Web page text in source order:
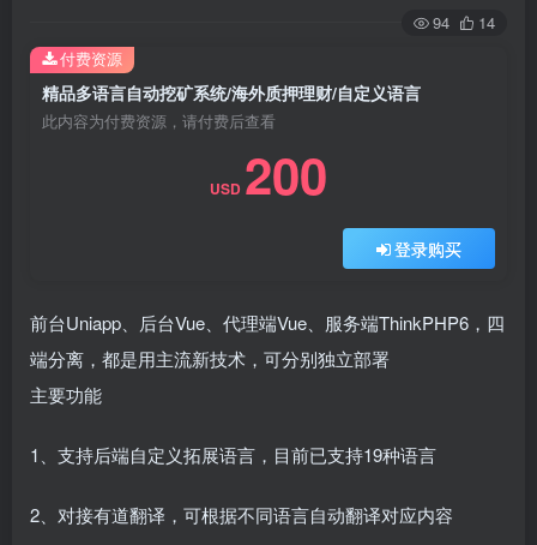
94 14
精品多语言自动挖矿系统/海外质押理财/自定义语言
此内容为付费资源，请付费后查看
USD 200
登录购买
付费资源
前台Uniapp、后台Vue、代理端Vue、服务端ThinkPHP6，四
端分离，都是用主流新技术，可分别独立部署
主要功能
1、支持后端自定义拓展语言，目前已支持19种语言
2、对接有道翻译，可根据不同语言自动翻译对应内容